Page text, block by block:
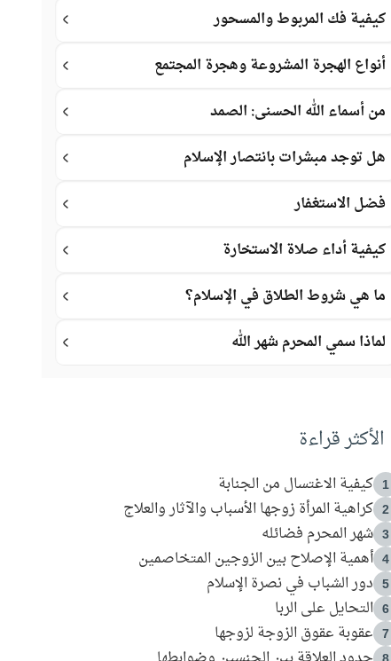
كيفية فك المربوط والمسحور
أنواع الهجرة المشروعة وهجرة المجتمع
من أسماء الله الحسنى: الصمد
هل توجد مبشرات بانتصار الإسلام
فضل الاستغفار
كيفية أداء صلاة الاستخارة
ما هي شروط الطلاق في الإسلام؟
لماذا سمي المحرم شهر الله
الأكثر قراءة
1 كيفية الاغتسال من الجنابة
2 كراهية المرأة زوجها الأسباب والآثار والعلاج
3 شهر المحرم فضائله
4 أهمية الإصلاح بين الزوجين المتخاصمين
5 دور الشباب في نصرة الإسلام
6 التحايل على الربا
7 عقوبة عقوق الزوجة لزوجها
8